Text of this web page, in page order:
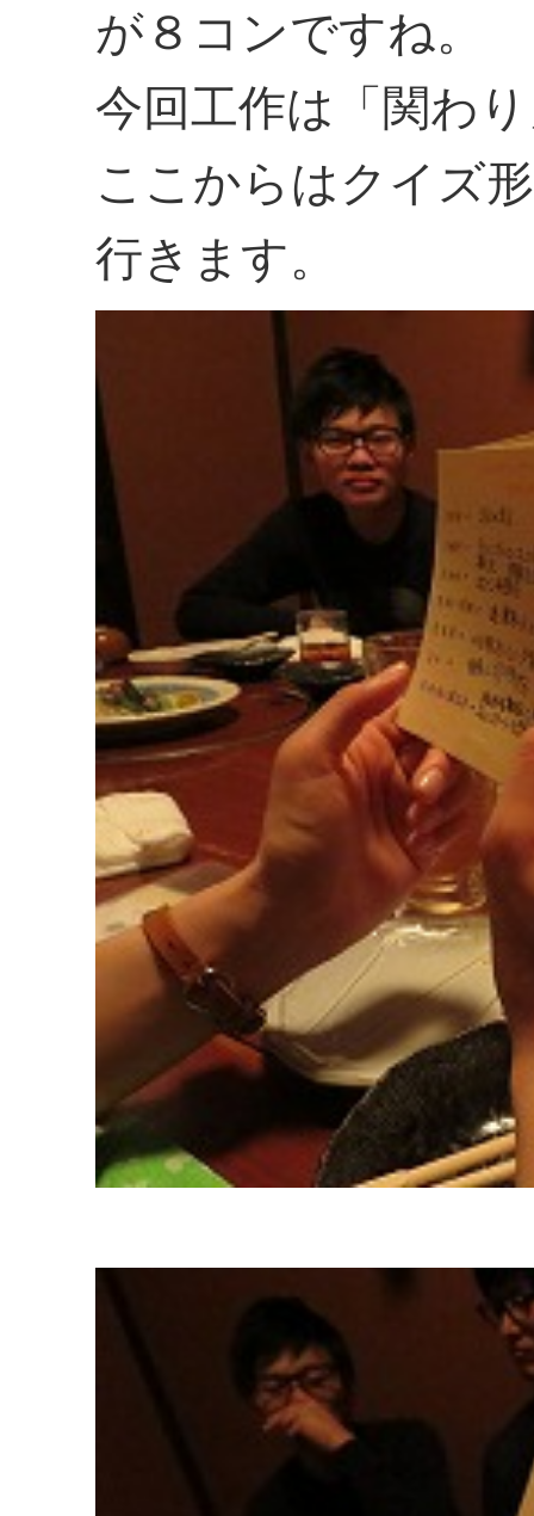
が８コンですね。
今回工作は「関わ
ここからはクイズ
行きます。